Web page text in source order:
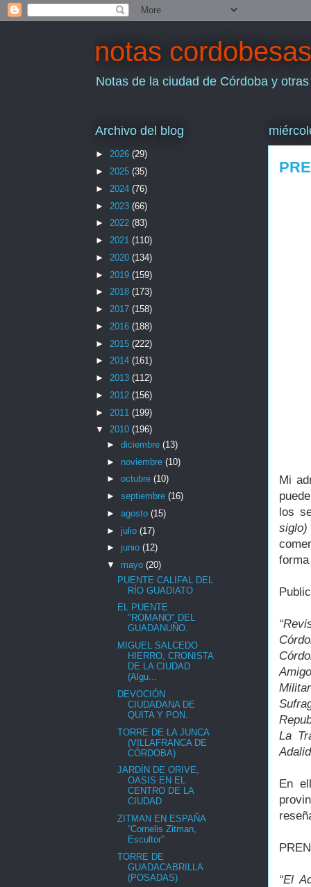
notas cordobesas
Notas de la ciudad de Córdoba y
Mi
los
siglo)
La
En
“El
Archivo del blog
► 2026 (29)
► 2025 (35)
► 2024 (76)
► 2023 (66)
► 2022 (83)
► 2021 (110)
► 2020 (134)
► 2019 (159)
► 2018 (173)
► 2017 (158)
► 2016 (188)
► 2015 (222)
► 2014 (161)
► 2013 (112)
► 2012 (156)
► 2011 (199)
▼ 2010 (196)
► diciembre (13)
► noviembre (10)
► octubre (10)
► septiembre (16)
► agosto (15)
► julio (17)
► junio (12)
▼ mayo (20)
PUENTE CALIFAL DEL
RÍO GUADIATO
EL PUENTE
"ROMANO" DEL
GUADANUÑO.
MIGUEL SALCEDO
HIERRO, CRONISTA
DE LA CIUDAD
(Algu...
DEVOCIÓN
CIUDADANA DE
QUITA Y PON.
TORRE DE LA JUNCA
(VILLAFRANCA DE
CÓRDOBA)
JARDÍN DE ORIVE,
OASIS EN EL
CENTRO DE LA
CIUDAD
ZITMAN EN ESPAÑA
“Cornelis Zitman,
Escultor”
TORRE DE
GUADACABRILLA
(POSADAS)